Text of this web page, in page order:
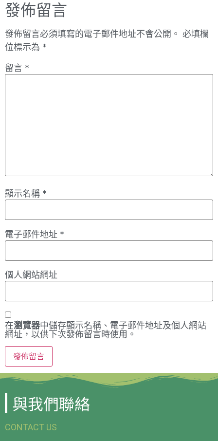
發佈留言
發佈留言必須填寫的電子郵件地址不會公開。 必填欄
位標示為 *
留言 *
顯示名稱 *
電子郵件地址 *
個人網站網址
在瀏覽器中儲存顯示名稱、電子郵件地址及個人網站
網址，以供下次發佈留言時使用。
與我們聯絡
CONTACT US